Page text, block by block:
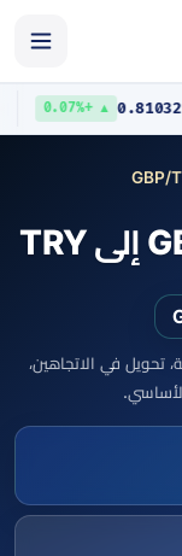
▲ +0.07%
GBP/
تحويل في الاتجاهين،